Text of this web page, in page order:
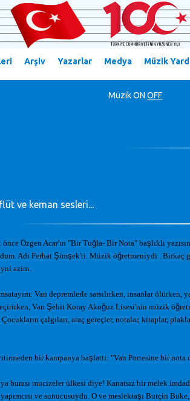
Arşiv Yazarlar Medya Müzik
MüzikON OFF
ve keman sesleri...
Özgen Acar'ın "Bir Tuğla- Bir Nota" başlıklı
Adı FerhatŞimşek'ti. Müzik öğretmeniydi . Birkaç
azim..
Van depremlerle sarsılırken, insanlar
Van Şehit Koray Akoğuz Lisesi'nin müzik öğ
Çocukların çalgıları, araç gereçler, notalar, kitaplar,
bir kampanya başlattı: "Van Portesine bir nota
burası mucizeler ülkesi diye! Kanatsız bir melek
ve sunucusuydu. O ve meslektaşı Burçin